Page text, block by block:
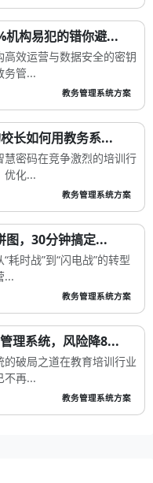
机构易犯的错你避...
效运营与数据安全的密钥
务管...
教务管理系统方案
长如何用教务系...
密码在竞争激烈的培训行
优化...
教务管理系统方案
图，30分钟搞定...
时战”到“闪电战”的转型
...
教务管理系统方案
理系统，风险降8...
破局之道在教育培训行业
不再...
教务管理系统方案